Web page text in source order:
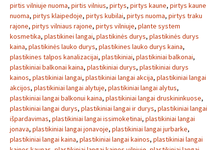
pirtis vilniuje nuoma, pirtis vilnius, pirtys, pirtys kaune, pirtys kaune
nuoma, pirtys klaipedoje, pirtys kubilai, pirtys nuoma, pirtys traku
rajone, pirtys vilniaus rajone, pirtys vilniuje, plante system
kosmetika, plastikinei langai, plastikinės durys, plastikinės durys
kaina, plastikinės lauko durys, plastikines lauko durys kaina,
plastikines talpos kanalizacijai, plastikiniai, plastikiniai balkonai,
plastikiniai balkonai kaina, plastikiniai durys, plastikiniai durys
kainos, plastikiniai langai, plastikiniai langai akcija, plastikiniai langai
akcijos, plastikiniai langai alytuje, plastikiniai langai alytus,
plastikiniai langai balkonui kaina, plastikiniai langai druskininkuose,
plastikiniai langai durys, plastikiniai langai ir durys, plastikiniai langai
išpardavimas, plastikiniai langai issimoketinai, plastikiniai langai
jonava, plastikiniai langai jonavoje, plastikiniai langai jurbarke,
plastikiniai langai kaina, plastikiniai langai kainos, plastikiniai langai